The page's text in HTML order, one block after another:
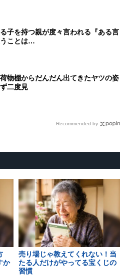
子を持つ親が度々言われる『ある言
ことは…
物棚からだんだん出てきたヤツの姿
二度見
Recommended by
か
売り場じゃ教えてくれない！当
たる人だけがやってる宝くじの
習慣